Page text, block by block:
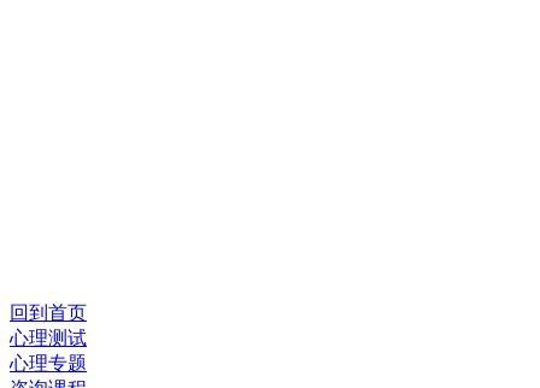
回到首页
心理测试
心理专题